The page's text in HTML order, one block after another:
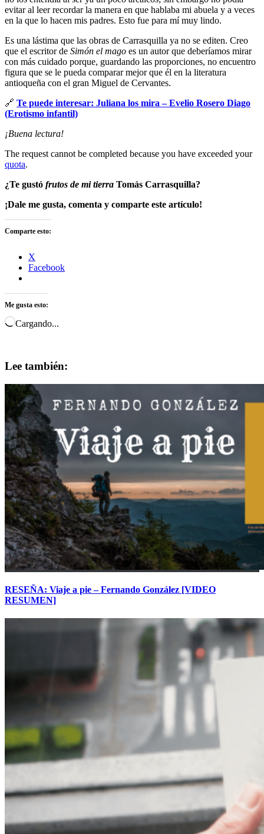
evitar al leer recordar la manera en que hablaba mi abuela y a veces
en la que lo hacen mis padres. Esto fue para mí muy lindo.
Es una lástima que las obras de Carrasquilla ya no se editen. Creo
que el escritor de Simón el mago es un autor que deberíamos mirar
con más cuidado porque, guardando las proporciones, no encuentro
figura que se le pueda comparar mejor que él en la literatura
antioqueña con el gran Miguel de Cervantes.
🔗 Te puede interesar: Juliana los mira – Evelio Rosero Diago
(Erotismo infantil)
¡Buena lectura!
The request cannot be completed because you have exceeded your
quota.
¿Te gustó frutos de mi tierra Tomás Carrasquilla?
¡Dale me gusta, comenta y comparte este artículo!
Comparte esto:
X
Facebook
Me gusta esto:
Cargando...
Lee también:
RESEÑA: Viaje a pie – Fernando González [VIDEO
RESUMEN]